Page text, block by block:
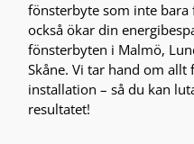
fönsterbyte som inte
också ökar din
fönsterbyten i Malmö,
Skåne. Vi tar hand om
installation – så du kan
resultatet!